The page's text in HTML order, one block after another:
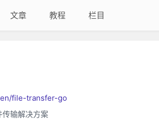
文章 教程 栏目
file-transfer-go
传输解决方案